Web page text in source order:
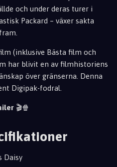
och under deras turer i
Packard – växer sakta
(inklusive Bästa film och
har blivit en av filmhistoriens
över gränserna. Denna
Digipak-fodral.
🎬🍿
Daisy